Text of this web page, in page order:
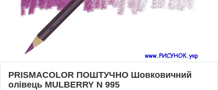
PRISMACOLOR ПОШТУЧНО Шовковичний
олівець MULBERRY N 995